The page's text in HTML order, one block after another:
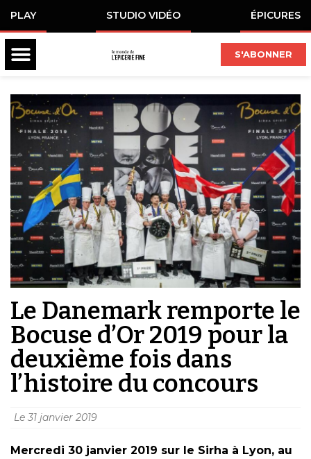
PLAY STUDIO VIDÉO ÉPICURES
S'ABONNER
Le Danemark remporte le
Bocuse d’Or 2019 pour la
deuxième fois dans
l’histoire du concours
Le 31 janvier 2019
Mercredi 30 janvier 2019 sur le Sirha à Lyon, au